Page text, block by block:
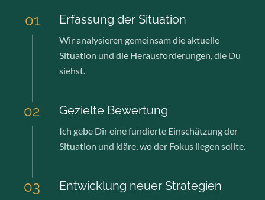
01 Erfassung der Situation
Wir analysieren gemeinsam die aktuelle
Situation und die Herausforderungen, die Du
siehst.
02 Gezielte Bewertung
Ich gebe Dir eine fundierte Einschätzung der
Situation und kläre, wo der Fokus liegen sollte.
03 Entwicklung neuer Strategien